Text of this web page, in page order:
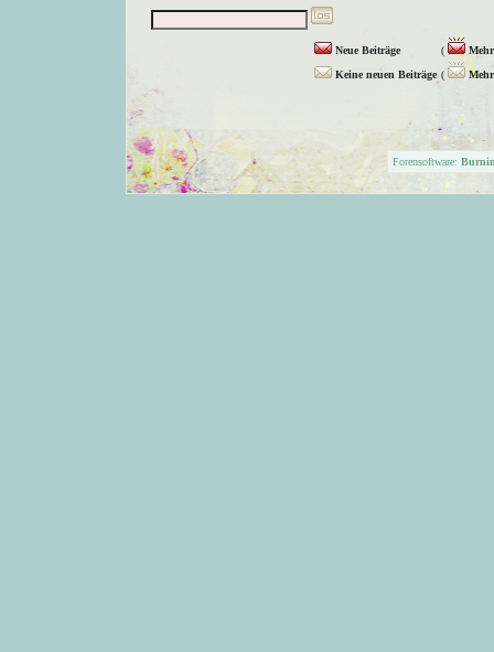
Neue Beiträge (
Keine neuen Beiträge (
Forensoftware: